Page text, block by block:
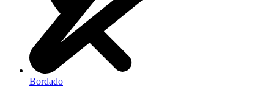
Bordado